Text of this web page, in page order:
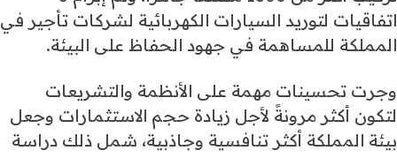
اتفاقيات لتوريد السيارات الكهربائية لشركات تأجير في
المملكة للمساهمة في جهود الحفاظ على البيئة.
وجرت تحسينات مهمة على الأنظمة والتشريعات
لتكون أكثر مرونةً لأجل زيادة حجم الاستثمارات وجعل
بيئة المملكة أكثر تنافسية وجاذبية، شمل ذلك دراسة